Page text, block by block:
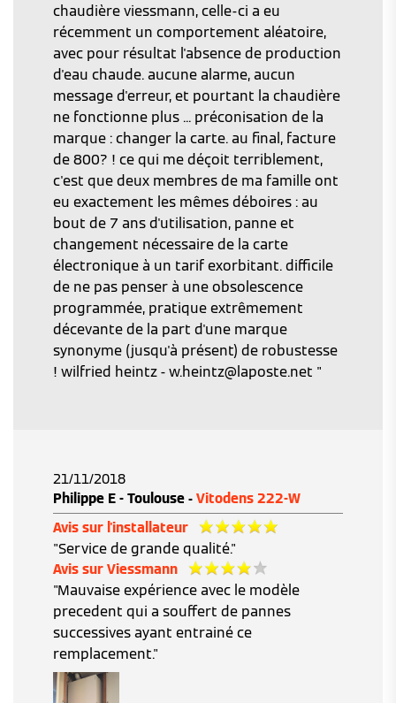
chaudière viessmann, celle-ci a eu
récemment un comportement aléatoire,
avec pour résultat l'absence de production
d'eau chaude. aucune alarme, aucun
message d'erreur, et pourtant la chaudière
ne fonctionne plus ... préconisation de la
marque : changer la carte. au final, facture
de 800? ! ce qui me déçoit terriblement,
c'est que deux membres de ma famille ont
eu exactement les mêmes déboires : au
bout de 7 ans d'utilisation, panne et
changement nécessaire de la carte
électronique à un tarif exorbitant. difficile
de ne pas penser à une obsolescence
programmée, pratique extrêmement
décevante de la part d'une marque
synonyme (jusqu'à présent) de robustesse
! wilfried heintz - w.heintz@laposte.net "
21/11/2018
Philippe E - Toulouse - Vitodens 222-W
Avis sur l'installateur
"Service de grande qualité."
Avis sur Viessmann
"Mauvaise expérience avec le modèle
precedent qui a souffert de pannes
successives ayant entrainé ce
remplacement."